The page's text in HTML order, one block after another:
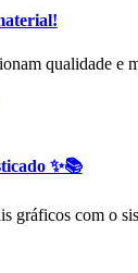
qualidade e
✨📚
gráficos com o